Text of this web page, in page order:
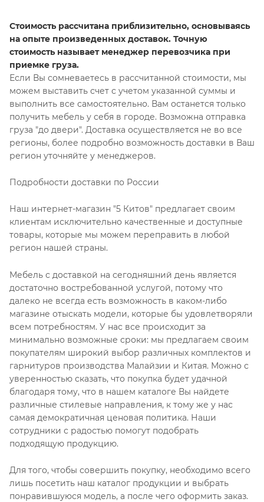
Стоимость рассчитана приблизительно, основываясь
на опыте произведенных доставок. Точную
стоимость называет менеджер перевозчика при
приемке груза.
Если Вы сомневаетесь в рассчитанной стоимости, мы
можем выставить счет с учетом указанной суммы и
выполнить все самостоятельно. Вам останется только
получить мебель у себя в городе. Возможна отправка
груза "до двери". Доставка осуществляется не во все
регионы, более подробно возможность доставки в Ваш
регион уточняйте у менеджеров.
Подробности доставки по России
Наш интернет-магазин "5 Китов" предлагает своим
клиентам исключительно качественные и доступные
товары, которые мы можем переправить в любой
регион нашей страны.
Мебель с доставкой на сегодняшний день является
достаточно востребованной услугой, потому что
далеко не всегда есть возможность в каком-либо
магазине отыскать модели, которые бы удовлетворяли
всем потребностям. У нас все происходит за
минимально возможные сроки: мы предлагаем своим
покупателям широкий выбор различных комплектов и
гарнитуров производства Малайзии и Китая. Можно с
уверенностью сказать, что покупка будет удачной
благодаря тому, что в нашем каталоге Вы найдете
различные стилевые направления, к тому же у нас
самая демократичная ценовая политика. Наши
сотрудники с радостью помогут подобрать
подходящую продукцию.
Для того, чтобы совершить покупку, необходимо всего
лишь посетить наш каталог продукции и выбрать
понравившуюся модель, а после чего оформить заказ.